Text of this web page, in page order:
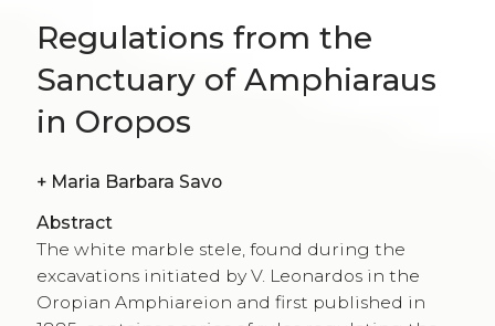
Regulations from the
Sanctuary of Amphiaraus
in Oropos
+ Maria Barbara Savo
Abstract
The white marble stele, found during the
excavations initiated by V. Leonardos in the
Oropian Amphiareion and first published in